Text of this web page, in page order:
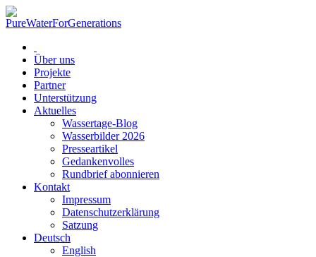
Über uns
Projekte
Partner
Unterstützung
Aktuelles
Wassertage-Blog
Wasserbilder 2026
Presseartikel
Gedankenvolles
Rundbrief abonnieren
Kontakt
Impressum
Datenschutzerklärung
Satzung
Deutsch
English